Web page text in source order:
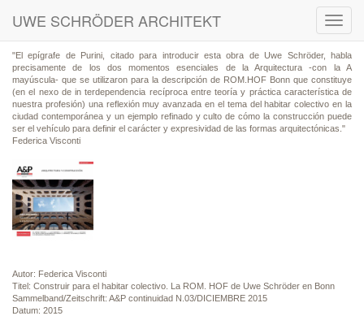
UWE SCHRÖDER ARCHITEKT
"El epígrafe de Purini, citado para introducir esta obra de Uwe Schröder, habla
precisamente de los dos momentos esenciales de la Arquitectura -con la A
mayúscula- que se utilizaron para la descripción de ROM.HOF Bonn que constituye
(en el nexo de in terdependencia recíproca entre teoría y práctica característica de
nuestra profesión) una reflexión muy avanzada en el tema del habitar colectivo en la
ciudad contemporánea y un ejemplo refinado y culto de cómo la construcción puede
ser el vehículo para definir el carácter y expresividad de las formas arquitectónicas."
Federica Visconti
Autor: Federica Visconti
Titel: Construir para el habitar colectivo. La ROM. HOF de Uwe Schröder en Bonn
Sammelband/Zeitschrift: A&P continuidad N.03/DICIEMBRE 2015
Datum: 2015